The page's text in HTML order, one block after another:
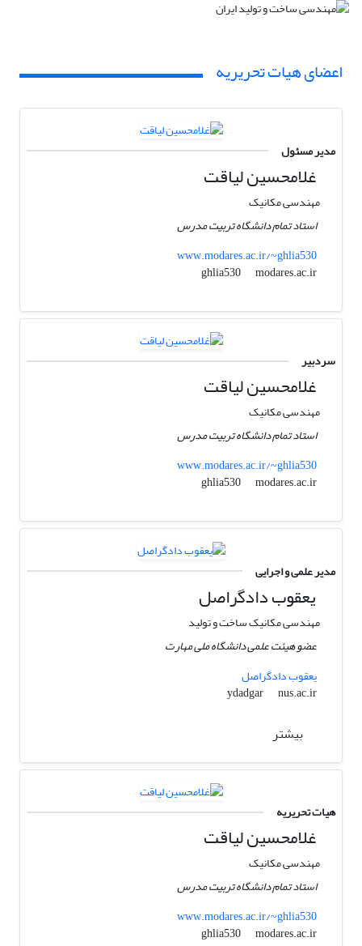
اعضای هیات تحریریه
مدیر مسئول
غلامحسین لیاقت
مهندسی مکانیک
استاد تمام دانشگاه تربیت مدرس
www.modares.ac.ir/~ghlia530
ghlia530
modares.ac.ir
سردبیر
غلامحسین لیاقت
مهندسی مکانیک
استاد تمام دانشگاه تربیت مدرس
www.modares.ac.ir/~ghlia530
ghlia530
modares.ac.ir
مدیر علمی و اجرایی
یعقوب دادگراصل
مهندسی مکانیک ساخت و تولید
عضو هیئت علمی دانشگاه ملی مهارت
یعقوب دادگراصل
ydadgar
nus.ac.ir
بیشتر
هیات تحریریه
غلامحسین لیاقت
مهندسی مکانیک
استاد تمام دانشگاه تربیت مدرس
www.modares.ac.ir/~ghlia530
ghlia530
modares.ac.ir